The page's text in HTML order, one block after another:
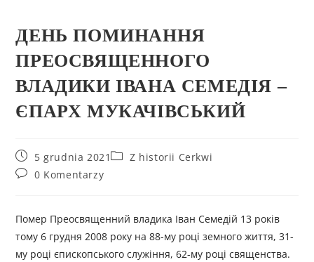
ДЕНЬ ПОМИНАННЯ
ПРЕОСВЯЩЕННОГО
ВЛАДИКИ ІВАНА СЕМЕДІЯ –
ЄПАРХ МУКАЧІВСЬКИЙ
5 grudnia 2021
Z historii Cerkwi
0 Komentarzy
Помер Преосвященний владика Іван Семедій 13 років
тому 6 грудня 2008 року на 88-му році земного життя, 31-
му році єпископського служіння, 62-му році священства.